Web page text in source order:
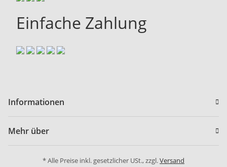
Einfache Zahlung
Informationen
Mehr über
* Alle Preise inkl. gesetzlicher USt., zzgl.Versand